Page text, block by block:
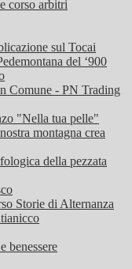
corso arbitri
sul Tocai
del ‘900
Comune - PN Trading
"Nella tua pelle"
montagna crea
della pezzata
Storie di Alternanza
benessere